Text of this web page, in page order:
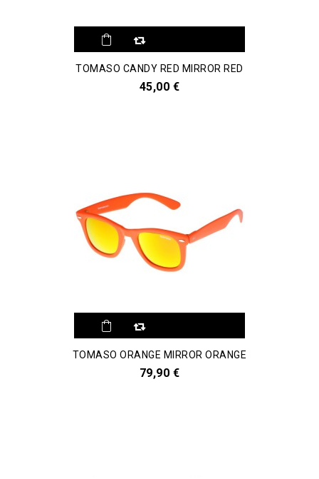
TOMASO CANDY RED MIRROR RED
45,00 €
TOMASO ORANGE MIRROR ORANGE
79,90 €